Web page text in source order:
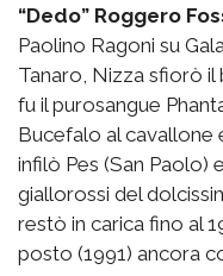
“Dedo” Roggero
Paolino Ragoni su
Tanaro, Nizza sfiorò il
fu il purosangue
Bucefalo al cavallone
infilò Pes (San Paolo)
giallorossi del
restò in carica fino al
posto (1991) ancora